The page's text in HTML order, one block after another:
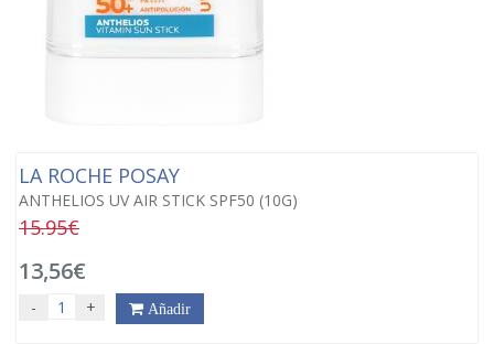
LA ROCHE POSAY
ANTHELIOS UV AIR STICK SPF50 (10G)
15.95€
13,56€
- + Añadir